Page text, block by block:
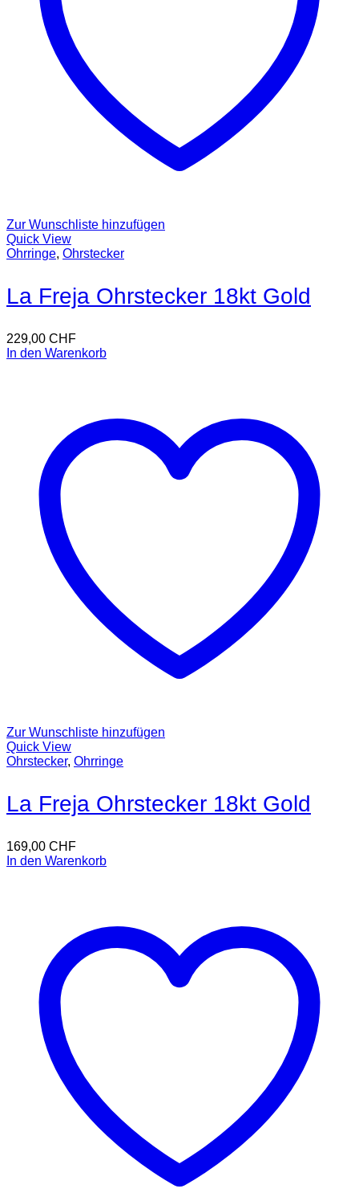
Zur Wunschliste hinzufügen
Quick View
Ohrringe, Ohrstecker
La Freja Ohrstecker 18kt Gold
229,00 CHF
In den Warenkorb
Zur Wunschliste hinzufügen
Quick View
Ohrstecker, Ohrringe
La Freja Ohrstecker 18kt Gold
169,00 CHF
In den Warenkorb